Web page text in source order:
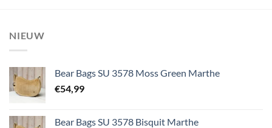
NIEUW
Bear Bags SU 3578 Moss Green Marthe
€54,99
Bear Bags SU 3578 Bisquit Marthe